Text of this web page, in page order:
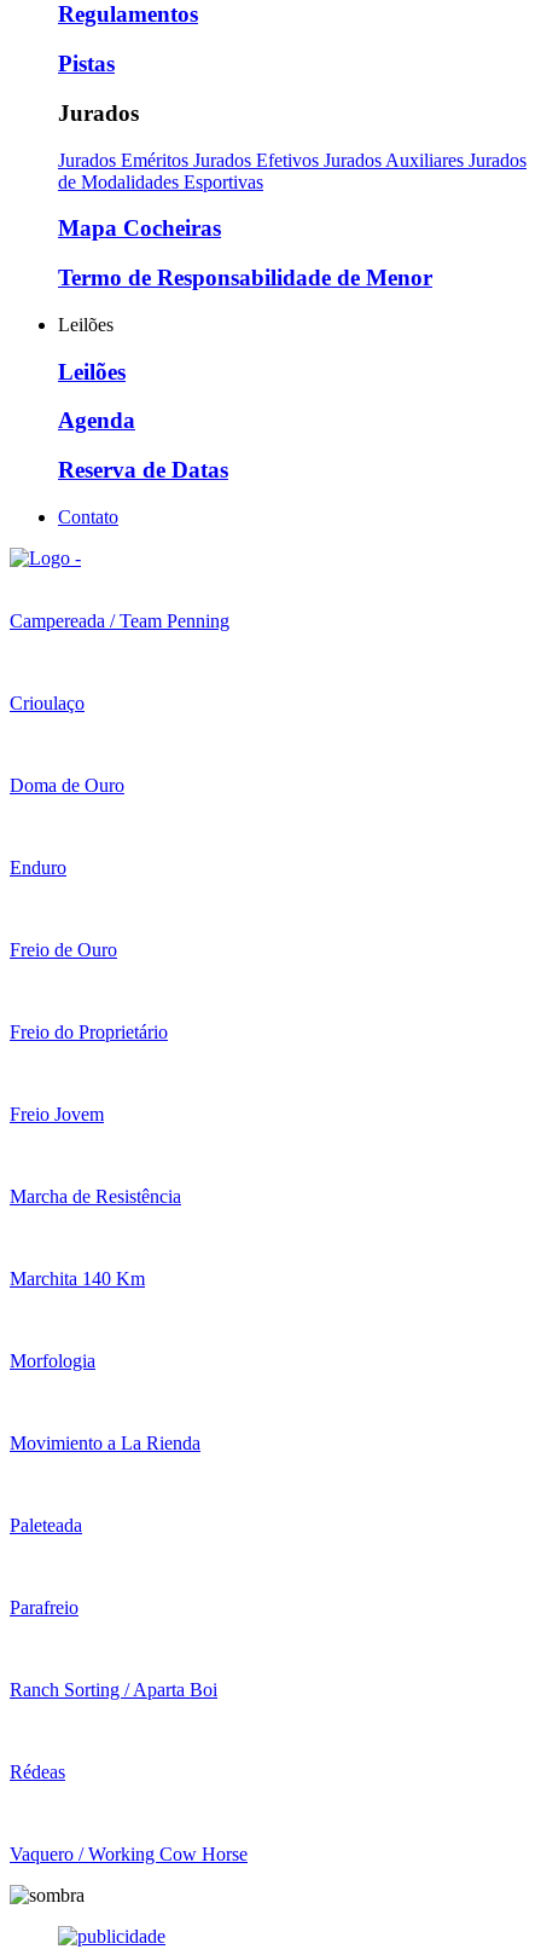
Regulamentos
Pistas
Jurados
Jurados Eméritos Jurados Efetivos Jurados Auxiliares Jurados
de Modalidades Esportivas
Mapa Cocheiras
Termo de Responsabilidade de Menor
Leilões
Leilões
Agenda
Reserva de Datas
Contato
Campereada / Team Penning
Crioulaço
Doma de Ouro
Enduro
Freio de Ouro
Freio do Proprietário
Freio Jovem
Marcha de Resistência
Marchita 140 Km
Morfologia
Movimiento a La Rienda
Paleteada
Parafreio
Ranch Sorting / Aparta Boi
Rédeas
Vaquero / Working Cow Horse